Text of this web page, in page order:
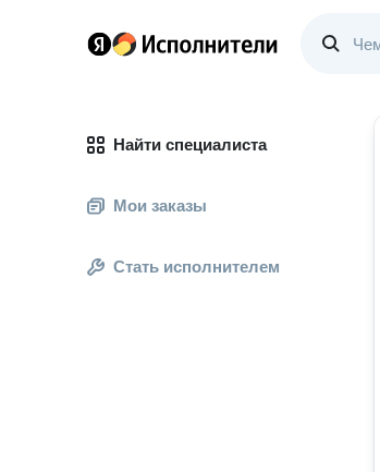
Найти специалиста
Мои заказы
Стать исполнителем